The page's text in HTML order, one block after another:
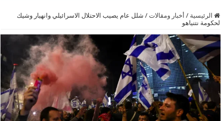
الرئيسية / أخبار ومقالات / شلل عام يصيب الاحتلال الاسرائيلي وانهيار وشيك
لحكومة نتنياهو